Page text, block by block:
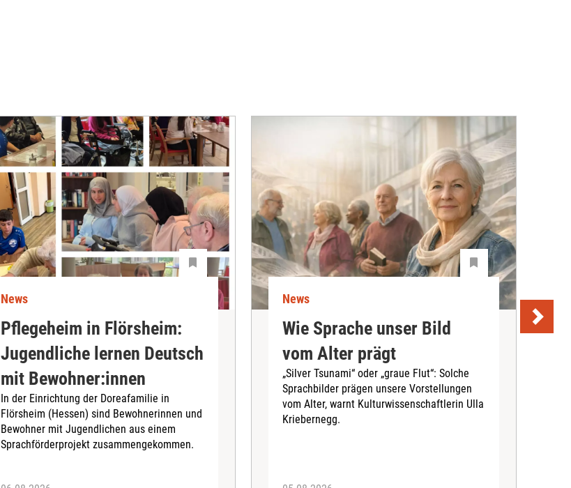
News
Pflegeheim in Flörsheim:
Jugendliche lernen Deutsch
mit Bewohner:innen
In der Einrichtung der Doreafamilie in
Flörsheim (Hessen) sind Bewohnerinnen und
Bewohner mit Jugendlichen aus einem
Sprachförderprojekt zusammengekommen.
News
Wie Sprache unser Bild
vom Alter prägt
„Silver Tsunami“ oder „graue Flut“: Solche
Sprachbilder prägen unsere Vorstellungen
vom Alter, warnt Kulturwissenschaftlerin Ulla
Kriebernegg.